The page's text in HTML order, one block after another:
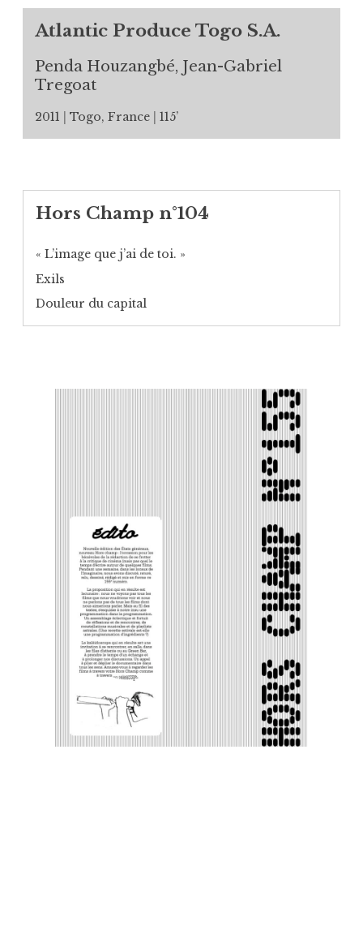
Atlantic Produce Togo S.A.
Penda Houzangbé, Jean-Gabriel
Tregoat
2011 Togo, France 115’
Hors Champ n°104
« L’image que j’ai de toi. »
Exils
Douleur du capital